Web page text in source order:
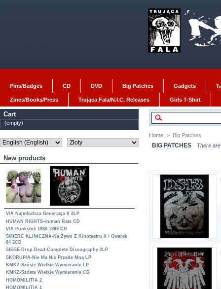
Pins/Badges CD DVD Big Patches Gadgets
Zines/Books/Press Trująca Fala/N.I.C. Releases Girls T-Shirt
Cart
(empty)
New products
V/A Najmłodsza Generacja II 2LP
HUMAN RIGHTS-Human Rats CD
V/A Punkstok 1980-1989 CD
ŚMIERĆ KLINICZNA-Na Żywo Z Kinoteatru X / Gwarek
84 2CD
SIEGE-Drop Dead-Complete Discography 2LP
SKORUP/A-Nie Ma Nic Przede Mną LP
KMKZ-Szóste Wielkie Wymieranie LP
KMKZ-Szóste Wielkie Wymieranie CD
HOMOMILITIA 2
HOMOMILITIA 1
Home > Big Patches
BIG PATCHES There